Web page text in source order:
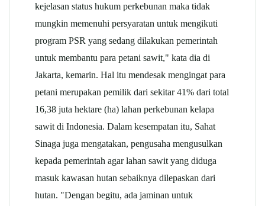
kejelasan status hukum perkebunan maka tidak
mungkin memenuhi persyaratan untuk mengikuti
program PSR yang sedang dilakukan pemerintah
untuk membantu para petani sawit," kata dia di
Jakarta, kemarin. Hal itu mendesak mengingat para
petani merupakan pemilik dari sekitar 41% dari total
16,38 juta hektare (ha) lahan perkebunan kelapa
sawit di Indonesia. Dalam kesempatan itu, Sahat
Sinaga juga mengatakan, pengusaha mengusulkan
kepada pemerintah agar lahan sawit yang diduga
masuk kawasan hutan sebaiknya dilepaskan dari
hutan. "Dengan begitu, ada jaminan untuk